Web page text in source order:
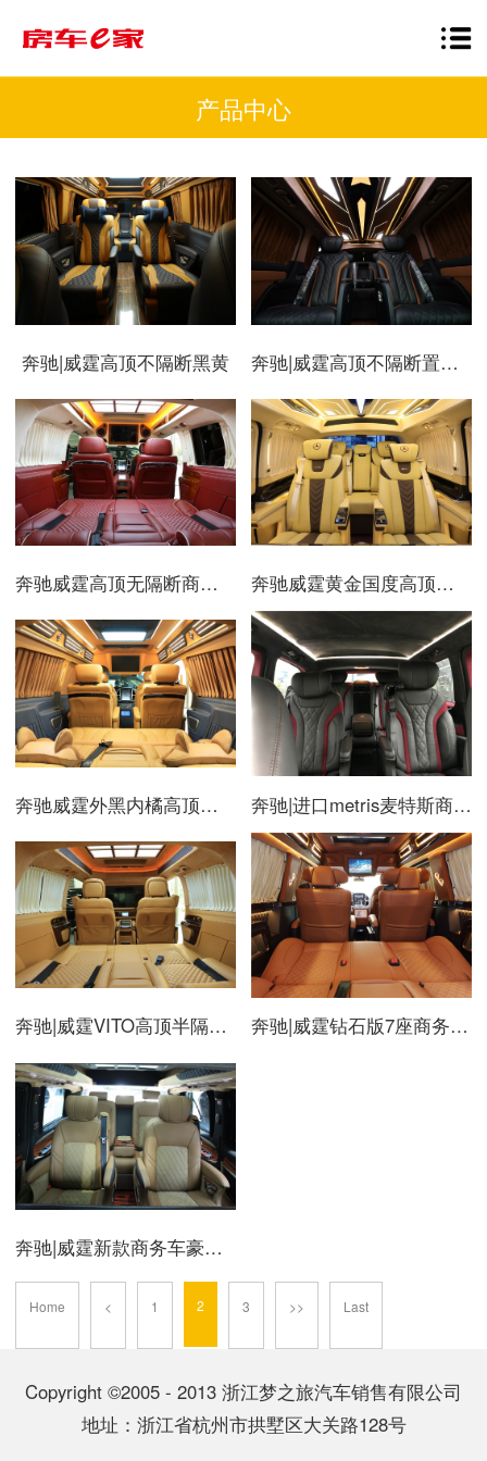
产品中心
奔驰|威霆高顶不隔断黑黄 奔驰|威霆高顶不隔断置顶电视商务车
奔驰威霆高顶无隔断商务房车红色内饰 奔驰威霆黄金国度高顶隔断
奔驰威霆外黑内橘高顶不隔断星空顶 奔驰|进口metris麦特斯商务房车
奔驰|威霆VITO高顶半隔断皇色内饰商务房车 奔驰|威霆钻石版7座商务房车
奔驰|威霆新款商务车豪华商务改装
Home < 1 2 3 >> Last
Copyright ©2005 - 2013 浙江梦之旅汽车销售有限公司
地址：浙江省杭州市拱墅区大关路128号